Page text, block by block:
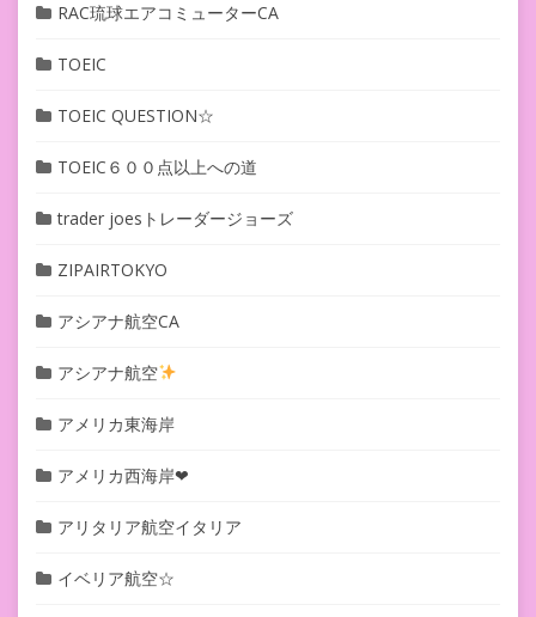
RAC琉球エアコミューターCA
TOEIC
TOEIC QUESTION☆
TOEIC６００点以上への道
trader joesトレーダージョーズ
ZIPAIRTOKYO
アシアナ航空CA
アシアナ航空
アメリカ東海岸
アメリカ西海岸❤︎
アリタリア航空イタリア
イベリア航空☆